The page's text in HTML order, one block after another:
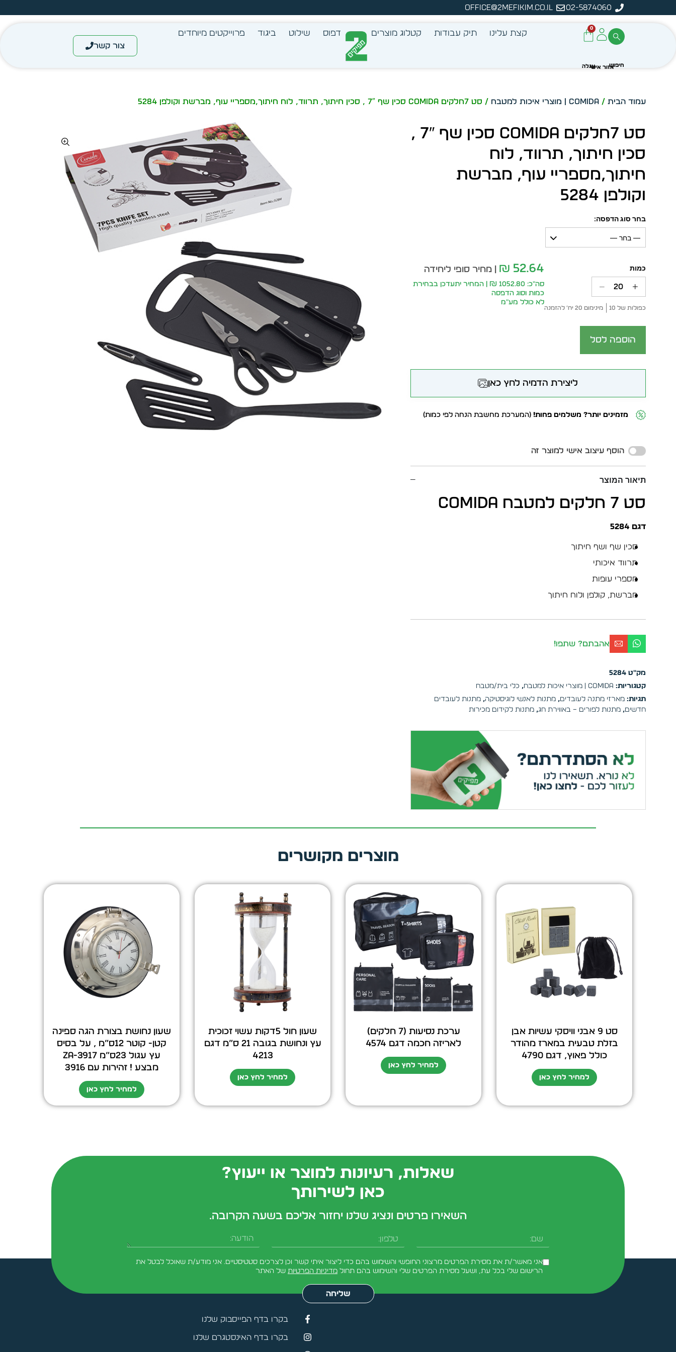
02-5874060
office@2mefikim.co.il
הזמן מיידית מתוך מלאי קיים
עצב בעצמך - הכן הדמייה לכל פריט בקלות
0
קצת עלינו תיק עבודות קטלוג מוצרים דפוס שילוט ביגוד פרוייקטים מיוחדים
צור קשר
עמוד הבית /Comida | מוצרי איכות למטבח / סט 7חלקים COMIDA סכין שף 7″ , סכין חיתוך, תרווד, לוח חיתוך,מספריי עוף, מברשת וקולפן 5284
סט 7חלקים COMIDA סכין שף 7″ ,
סכין חיתוך, תרווד, לוח
חיתוך,מספריי עוף, מברשת
וקולפן 5284
בחר סוג הדפסה:
— בחר —
כפולות של 10 מינימום 20 יח׳ להזמנה
₪ 52.64 | מחיר סופי ליחידה
סה״כ: 1052.80 ₪ | המחיר יתעדכן בבחירת
כמות וסוג הדפסה
לא כולל מע״מ
הוספה לסל
ליצירת הדמיה לחץ כאן
מזמינים יותר? משלמים פחות! (המערכת מחשבת הנחה לפי כמות)
הוסף עיצוב אישי למוצר זה
תיאור המוצר
סט 7 חלקים למטבח Comida
דגם 5284
סכין שף ושף חיתוך
תרווד איכותי
מספרי עופות
מברשת, קולפן ולוח חיתוך
אהבתם? שתפו!
מק"ט5284
קטגוריות: Comida | מוצרי איכות למטבח , כלי בית/מטבח
תגיות: מארזי מתנה לעובדים,מתנות לאנשי לוגיסטיקה,מתנות לעובדים
חדשים,מתנות לפורים – באווירת חג,מתנות לקידום מכירות
מוצרים מקושרים
סט 9 אבני וויסקי עשיות אבן
בזלת טבעית במארז מהודר
כולל פאוץ, דגם 4790
למחיר לחץ כאן
ערכת נסיעות (7 חלקים)
לאריזה חכמה דגם 4574
למחיר לחץ כאן
שעון חול 5דקות עשוי זכוכית
עץ ונחושת בגובה 21 ס”מ דגם
4213
למחיר לחץ כאן
שעון נחושת בצורת הגה ספינה
קטן- קוטר 12ס”מ , על בסיס
עץ עגול 23ס”מ ZA-3917
מבצע ! זהירות עם 3916
למחיר לחץ כאן
שאלות, רעיונות למוצר או ייעוץ?
כאן לשירותך
השאירו פרטים ונציג שלנו יחזור אליכם בשעה הקרובה.
שם טלפון הודעה
אני מאשר/ת את מסירת הפרטים מרצוני החופשי והשימוש בהם כדי ליצור איתי קשר וכן לצרכים סטטיסטיים. אני מודע/ת שאוכל לבטל את
הרישום שלי בכל עת, ושעל מסירת הפרטים שלי והשימוש בהם תחול מדיניות הפרטיות של האתר
שליחה
בקרו בדף הפייסבוק שלנו
בקרו בדף האינסטגרם שלנו